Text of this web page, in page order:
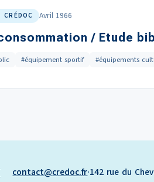
CRÉDOC Avril 1966
/ Etude
#équipement sportif #équipements
contact credoc.fr·142 rue du